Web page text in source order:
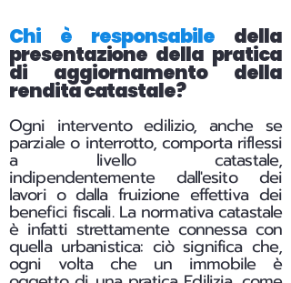
Chi è responsabiledella
presentazione della pratica
di aggiornamento della
rendita catastale?
Ogni intervento edilizio, anche se
parziale o interrotto, comporta riflessi
a livello catastale,
indipendentemente dall'esito dei
lavori o dalla fruizione effettiva dei
benefici fiscali. La normativa catastale
è infatti strettamente connessa con
quella urbanistica: ciò significa che,
ogni volta che un immobile è